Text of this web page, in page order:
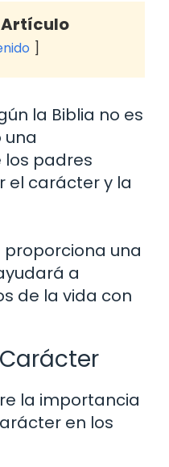
Artículo
la Biblia no es
una
los padres
el carácter y la
una
a
de la vida con
la importancia
en los